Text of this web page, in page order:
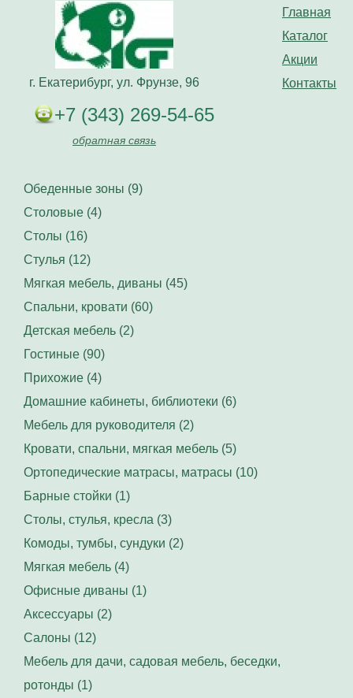
Главная
Каталог
Акции
Контакты
г. Екатерибург, ул. Фрунзе, 96
+7 (343) 269-54-65
обратная связь
Обеденные зоны (9)
Столовые (4)
Столы (16)
Стулья (12)
Мягкая мебель, диваны (45)
Спальни, кровати (60)
Детская мебель (2)
Гостиные (90)
Прихожие (4)
Домашние кабинеты, библиотеки (6)
Мебель для руководителя (2)
Кровати, спальни, мягкая мебель (5)
Ортопедические матрасы, матрасы (10)
Барные стойки (1)
Столы, стулья, кресла (3)
Комоды, тумбы, сундуки (2)
Мягкая мебель (4)
Офисные диваны (1)
Аксессуары (2)
Салоны (12)
Мебель для дачи, садовая мебель, беседки,
ротонды (1)